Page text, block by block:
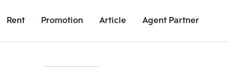
Rent Promotion Article Agent Partner
Unit Details